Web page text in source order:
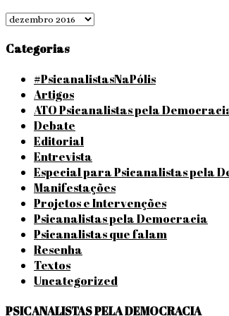
Arquivos
Categorias
#PsicanalistasNaPólis
Artigos
ATO Psicanalistas pela
Debate
Editorial
Entrevista
Especial para Psicanalistas pela
Manifestações
Projetos e Intervenções
Psicanalistas pela Democracia
Psicanalistas que falam
Resenha
Textos
Uncategorized
PSICANALISTAS PELA DEMOCRACIA